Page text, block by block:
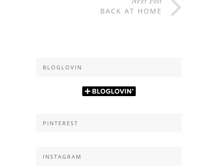
BACK AT HOME
BLOGLOVIN
PINTEREST
INSTAGRAM